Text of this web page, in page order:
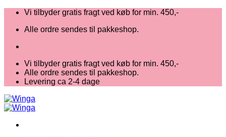
Fortsæt
indhold
Vi tilbyder gratis fragt ved køb for min. 450,-
Alle ordre sendes til pakkeshop.
Vi tilbyder gratis fragt ved køb for min. 450,-
Alle ordre sendes til pakkeshop.
Levering ca 2-4 dage